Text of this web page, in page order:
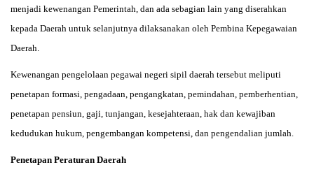
menjadi kewenangan Pemerintah, dan ada sebagian lain yang diserahkan
kepada Daerah untuk selanjutnya dilaksanakan oleh Pembina Kepegawaian
Daerah.
Kewenangan pengelolaan pegawai negeri sipil daerah tersebut meliputi
penetapan formasi, pengadaan, pengangkatan, pemindahan, pemberhentian,
penetapan pensiun, gaji, tunjangan, kesejahteraan, hak dan kewajiban
kedudukan hukum, pengembangan kompetensi, dan pengendalian jumlah.
Penetapan Peraturan Daerah